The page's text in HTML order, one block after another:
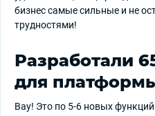
бизнес самые сильные и не
трудностями!
Разработали
для
Вау! Это по 5-6 новых